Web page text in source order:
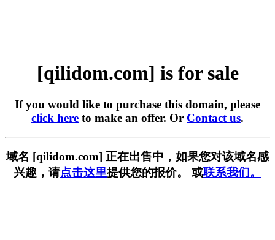
[qilidom.com] is for sale
If you would like to purchase this domain, please
click here to make an offer. Or Contact us.
域名 [qilidom.com] 正在出售中，如果您对该域名感
兴趣，请点击这里提供您的报价。 或联系我们。